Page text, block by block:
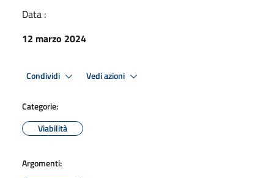
Data :
12 marzo 2024
Condividi Vedi azioni
Categorie:
Viabilità
Argomenti: